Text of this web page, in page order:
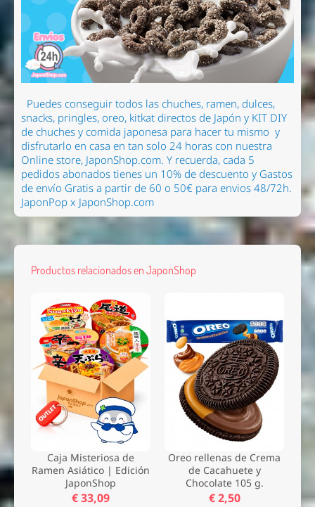
Puedes conseguir todos las chuches, ramen, dulces,
snacks, pringles, oreo, kitkat directos de Japón y KIT DIY
de chuches y comida japonesa para hacer tu mismo y
disfrutarlo en casa en tan solo 24 horas con nuestra
Online store, JaponShop.com. Y recuerda, cada 5
pedidos abonados tienes un 10% de descuento y Gastos
de envío Gratis a partir de 60 o 50€ para envios 48/72h.
JaponPop x JaponShop.com
Productos relacionados en JaponShop
Caja Misteriosa de
Ramen Asiático | Edición
JaponShop
€ 33,09
Oreo rellenas de Crema
de Cacahuete y
Chocolate 105 g.
€ 2,50